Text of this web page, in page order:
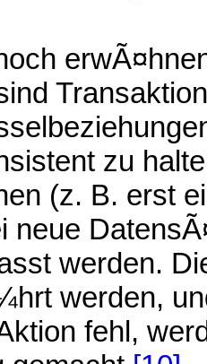
zu
(z. B. erst
neue
werden.
werden,
fehl,